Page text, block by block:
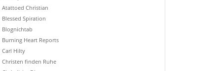
Atattoed Christian
Blessed Spiration
Blognichtab
Burning Heart Reports
Carl Hilty
Christen finden Ruhe